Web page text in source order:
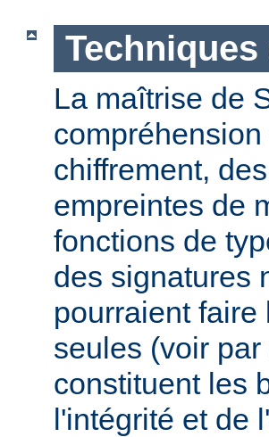
La maîtrise de
chiffrement,
empreintes de
fonctions de
des signatures
pourraient
seules (voir
constituent les
l'intégrité et de